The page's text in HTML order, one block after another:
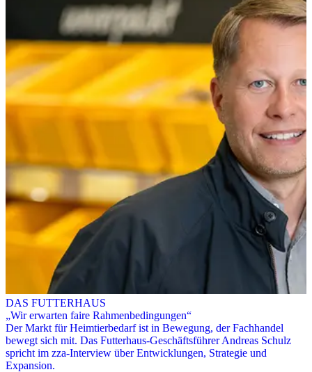
DAS FUTTERHAUS
„Wir erwarten faire Rahmenbedingungen“
Der Markt für Heimtierbedarf ist in Bewegung, der Fachhandel
bewegt sich mit. Das Futterhaus-Geschäftsführer Andreas Schulz
spricht im zza-Interview über Entwicklungen, Strategie und
Expansion.